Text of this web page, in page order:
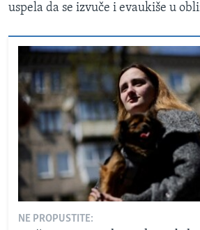
uspela da se izvuče i evaukiše u
NE PROPUSTITE: